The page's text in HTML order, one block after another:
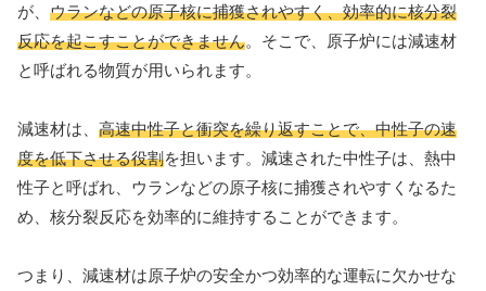
が、 ウランなどの原子核に捕獲されやすく、効率的に核分裂
反応を起こすことができません。そこで、原子炉には減速材
と呼ばれる物質が用いられます。
減速材は、 高速中性子と衝突を繰り返すことで、中性子の速
度を低下させる役割を担います。減速された中性子は、熱中
性子と呼ばれ、ウランなどの原子核に捕獲されやすくなるた
め、核分裂反応を効率的に維持することができます。
つまり、減速材は原子炉の安全かつ効率的な運転に欠かせな